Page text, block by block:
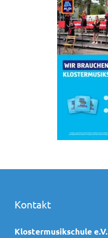
Kontakt
Klostermusikschule e.V.